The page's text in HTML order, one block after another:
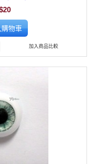
物車
加入商品比較